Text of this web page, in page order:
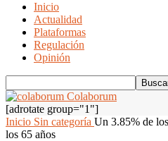
Inicio
Actualidad
Plataformas
Regulación
Opinión
Colaborum
[adrotate group="1"]
Inicio Sin categoría Un 3.85% de
los 65 años